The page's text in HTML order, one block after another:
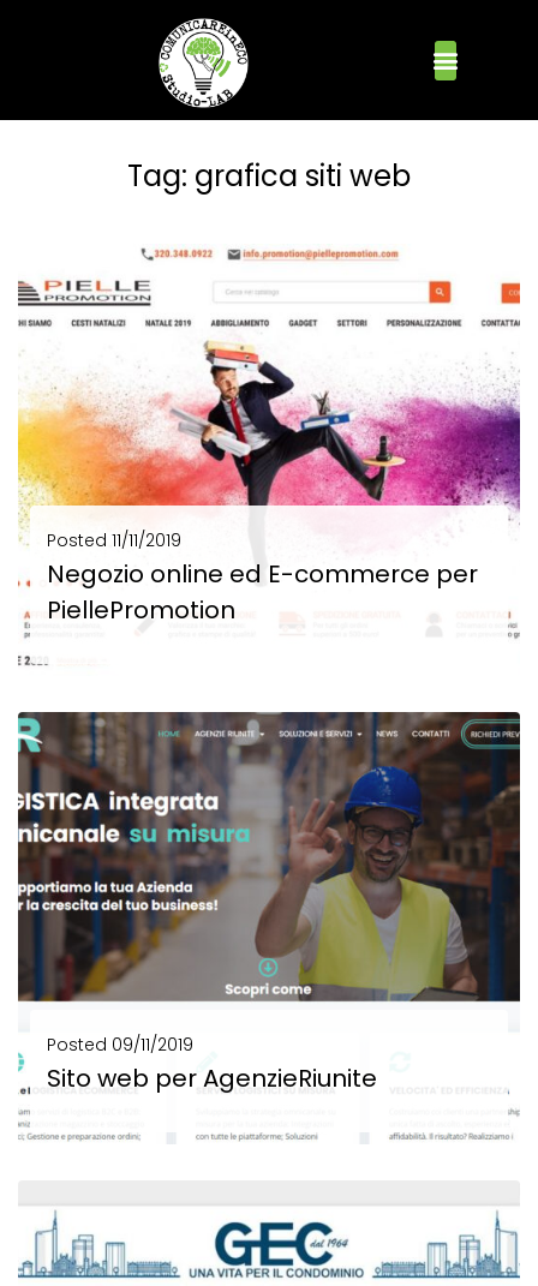
Tag: grafica siti web
Posted 11/11/2019
Negozio online ed E-commerce per
PiellePromotion
SCOPRI DI PIÙ
Posted 09/11/2019
Sito web per AgenzieRiunite